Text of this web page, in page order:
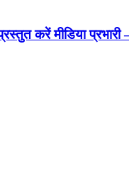
करें मीडिया प्रभारी